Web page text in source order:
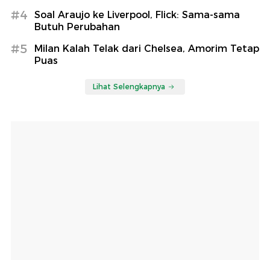
#4
Soal Araujo ke Liverpool, Flick: Sama-sama
Butuh Perubahan
#5
Milan Kalah Telak dari Chelsea, Amorim Tetap
Puas
Lihat Selengkapnya